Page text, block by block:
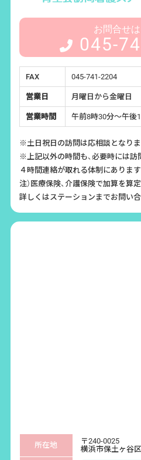
・お客様を提供する他の居宅サ
者等との連携（サービス担当者
・その他の業務委託・お客様の
見・助言を求める場合・家族等
介護保険事務のうち
・保険事務の委託（一部委託を含む
・審査支払い機関へのレセプトの
・審査支払い機関又は保険者か
損害賠償保険などに係る保険会
本会内部での利用に係る利用目的
本会管理運営業務のうち
・介護サービスや業務の維持携
・改善の基礎資料・本会におい
ご本人の照会
お客さまがご本人の個人情報の照会・
お問合せ
045-
FAX 045-741-2204
営業日 月曜日から金曜日
営業時間 午前8時30分～午後
※土日祝日の訪問は応相談となりま
※上記以外の時間も、必要時には訪
４時間連絡が取れる体制にあります
注）医療保険、介護保険で加算を算
詳しくはステーションまでお問い合
所在地
〒240-0025
横浜市保土ヶ谷